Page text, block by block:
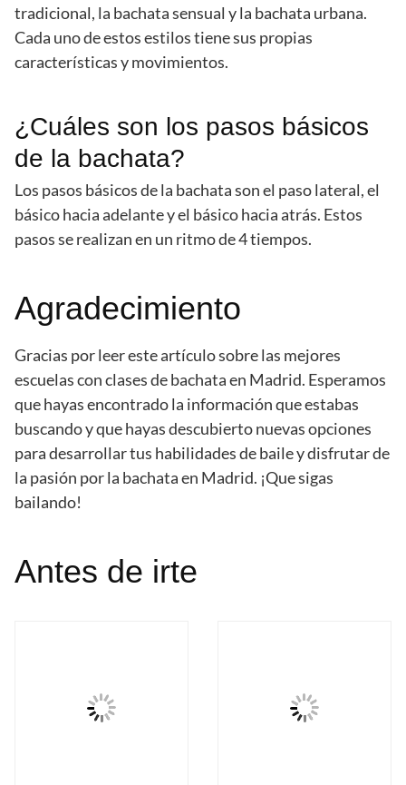
tradicional, la bachata sensual y la bachata urbana.
Cada uno de estos estilos tiene sus propias
características y movimientos.
¿Cuáles son los pasos básicos
de la bachata?
Los pasos básicos de la bachata son el paso lateral, el
básico hacia adelante y el básico hacia atrás. Estos
pasos se realizan en un ritmo de 4 tiempos.
Agradecimiento
Gracias por leer este artículo sobre las mejores
escuelas con clases de bachata en Madrid. Esperamos
que hayas encontrado la información que estabas
buscando y que hayas descubierto nuevas opciones
para desarrollar tus habilidades de baile y disfrutar de
la pasión por la bachata en Madrid. ¡Que sigas
bailando!
Antes de irte